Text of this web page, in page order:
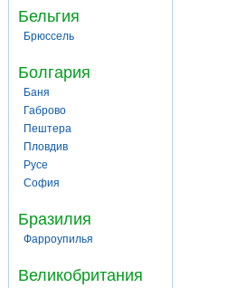
Бельгия
Брюссель
Болгария
Баня
Габрово
Пештера
Пловдив
Русе
София
Бразилия
Фарроупилья
Великобритания